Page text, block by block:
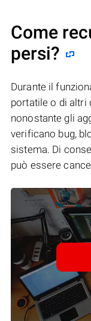
Come
persi?
Durante il
portatile o di altri
nonostante gli
verificano bug,
sistema. Di
può essere